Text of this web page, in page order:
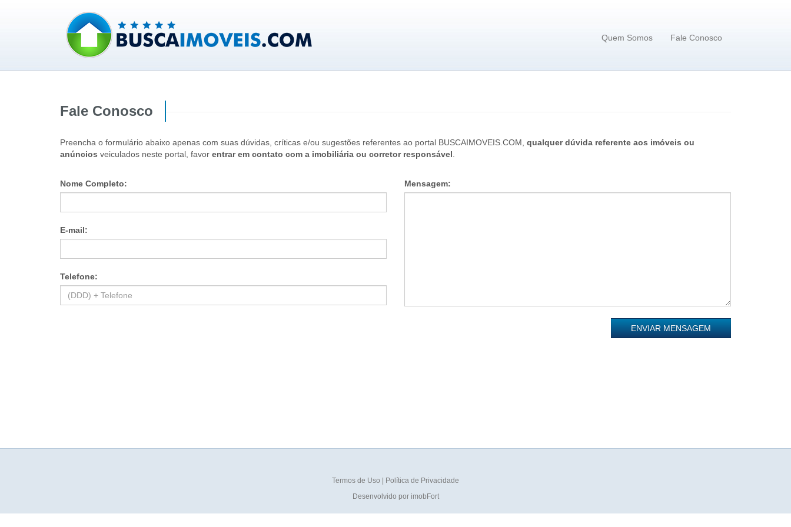
Quem Somos Fale Conosco
Fale Conosco
Preencha o formulário abaixo apenas com suas dúvidas, críticas e/ou sugestões referentes ao portal BUSCAIMOVEIS.COM, qualquer dúvida referente aos imóveis ou
anúncios veiculados neste portal, favor entrar em contato com a imobiliária ou corretor responsável
Nome Completo:
E-mail:
Telefone:
Mensagem:
Termos de Uso
Política de Privacidade
Desenvolvido por imobFort